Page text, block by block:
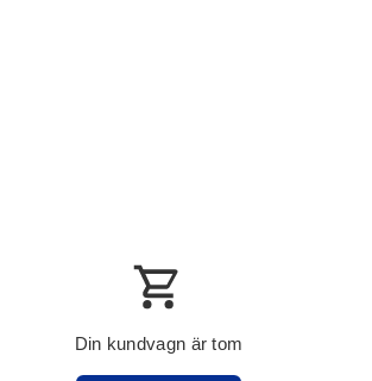
Din kundvagn är tom